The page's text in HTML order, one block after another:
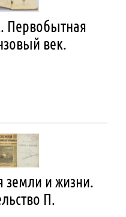
Первобытная
век.
земли и жизни.
П.